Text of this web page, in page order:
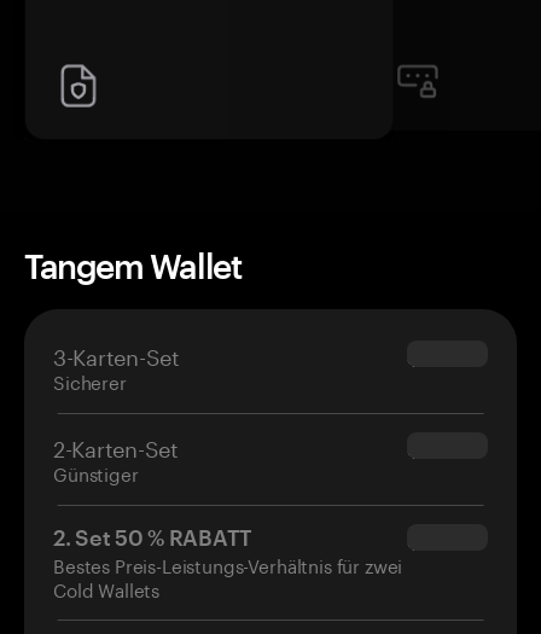
Tangem Wallet
3-Karten-Set
Sicherer
$69.90
2-Karten-Set
Günstiger
$54.90
2. Set 50 % RABATT
Bestes Preis-Leistungs-Verhältnis für zwei
Cold Wallets
$34.95